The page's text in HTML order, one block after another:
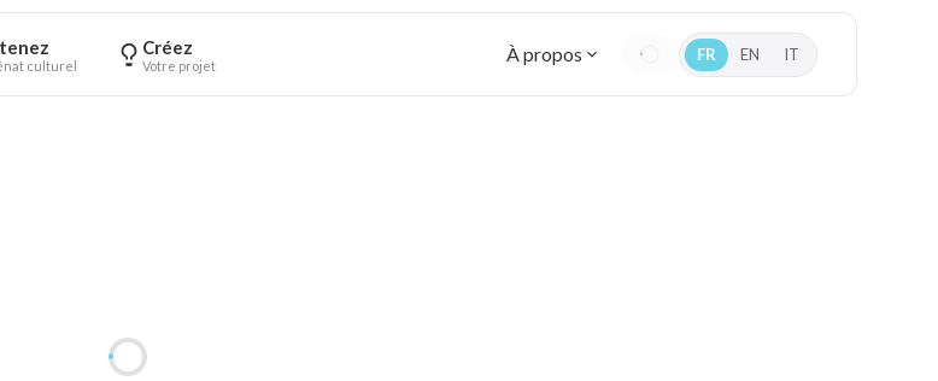
culturel
Créez
Votre projet À propos FR EN IT